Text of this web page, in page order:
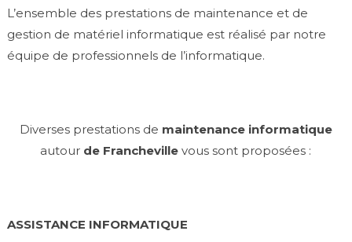
L’ensemble des prestations de maintenance et de
gestion de matériel informatique est réalisé par notre
équipe de professionnels de l’informatique.
Diverses prestations de maintenance informatique
autour de Francheville vous sont proposées :
ASSISTANCE INFORMATIQUE